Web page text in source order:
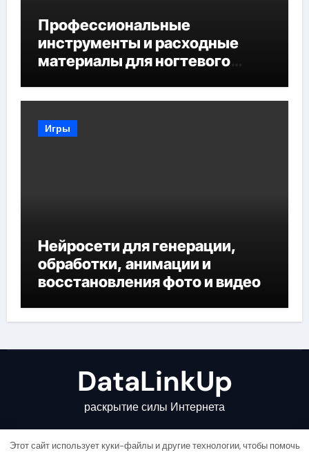
Профессиональные
инструменты и расходные
материалы для ногтевого
Игры
Нейросети для генерации,
обработки, анимации и
восстановления фото и видео
DataLinkUp
раскрытие силы Интернета
Этот сайт использует куки-файлы и другие технологии, чтобы помочь